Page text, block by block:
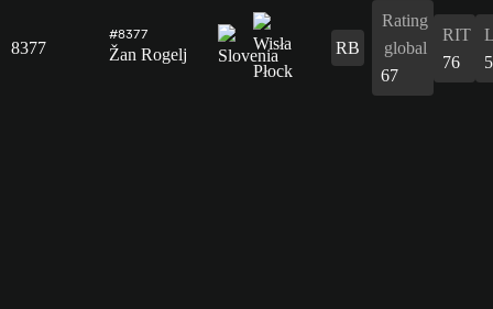
8377
#8377
Žan Rogelj RB
Rating
global
67
RIT
76